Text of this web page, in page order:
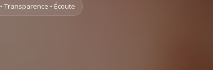
Transparence • Écoute